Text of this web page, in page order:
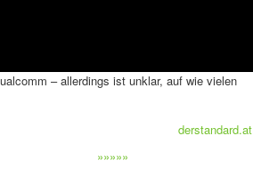
– allerdings ist unklar, auf wie vielen
derstandard.at
»»»»»